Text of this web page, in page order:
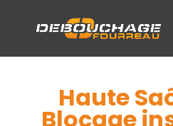
Haute
Blocage